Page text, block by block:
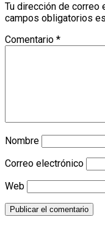
Tu dirección de correo
campos obligatorios
Comentario *
Nombre
Correo electrónico
Web